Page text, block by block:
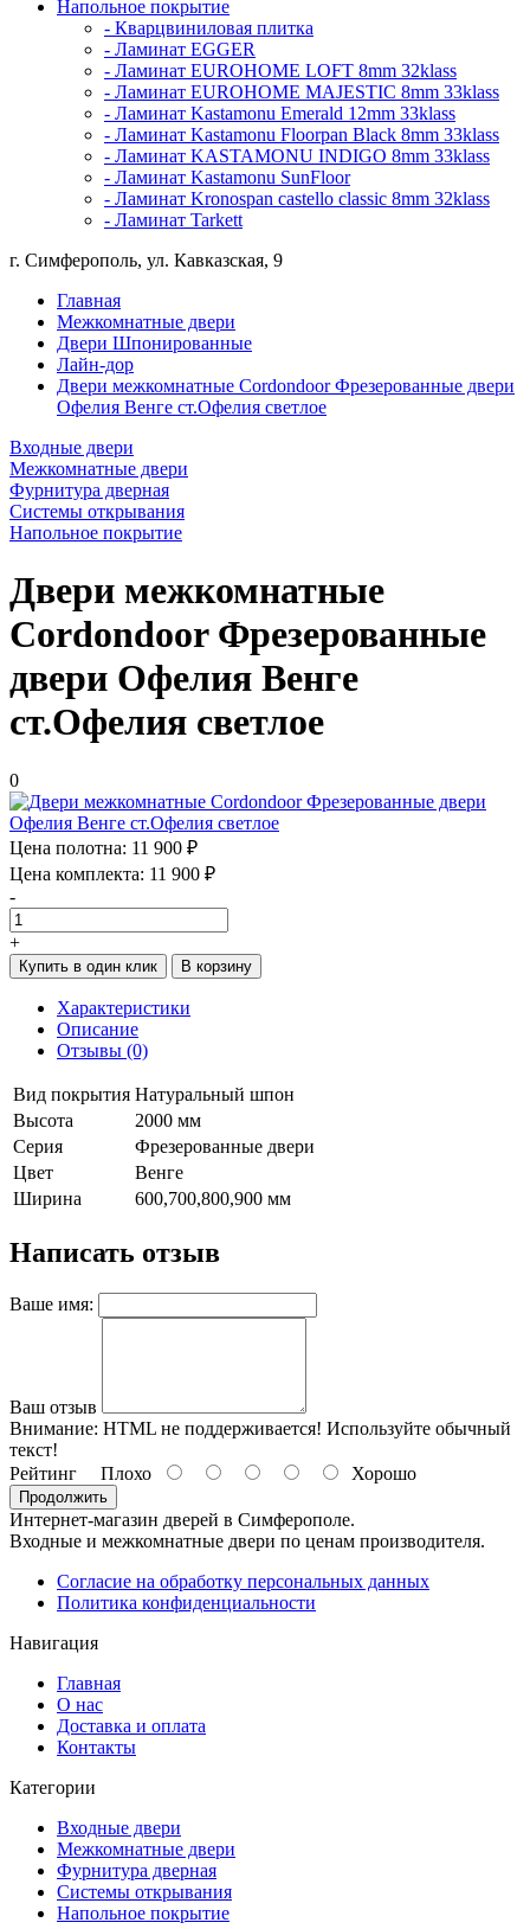
Напольное покрытие
- Кварцвиниловая плитка
- Ламинат EGGER
- Ламинат EUROHOME LOFT 8mm 32klass
- Ламинат EUROHOME MAJESTIC 8mm 33klass
- Ламинат Kastamonu Emerald 12mm 33klass
- Ламинат Kastamonu Floorpan Black 8mm 33klass
- Ламинат KASTAMONU INDIGO 8mm 33klass
- Ламинат Kastamonu SunFloor
- Ламинат Kronospan castello classic 8mm 32klass
- Ламинат Tarkett
г. Симферополь, ул. Кавказская, 9
Главная
Межкомнатные двери
Двери Шпонированные
Лайн-дор
Двери межкомнатные Cordondoor Фрезерованные двери
Офелия Венге ст.Офелия светлое
Входные двери
Межкомнатные двери
Фурнитура дверная
Системы открывания
Напольное покрытие
Двери межкомнатные
Cordondoor Фрезерованные
двери Офелия Венге
ст.Офелия светлое
0
Цена полотна: 11 900 ₽
Цена комплекта: 11 900 ₽
-
+
Купить в один клик В корзину
Характеристики
Описание
Отзывы (0)
Вид покрытия Натуральный шпон
Высота
2000 мм
Серия
Фрезерованные двери
Цвет
Венге
Ширина
600,700,800,900 мм
Написать отзыв
Ваше имя:
Ваш отзыв
Внимание: HTML не поддерживается! Используйте обычный
текст!
Рейтинг Плохо Хорошо
Продолжить
Интернет-магазин дверей в Симферополе.
Входные и межкомнатные двери по ценам производителя.
Согласие на обработку персональных данных
Политика конфиденциальности
Навигация
Главная
О нас
Доставка и оплата
Контакты
Категории
Входные двери
Межкомнатные двери
Фурнитура дверная
Системы открывания
Напольное покрытие